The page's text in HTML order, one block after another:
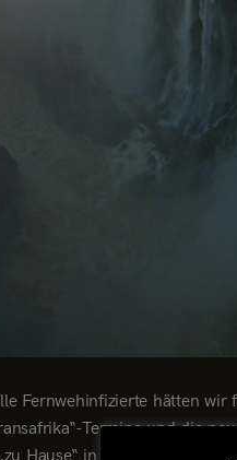
Fernwehinfizierte hätten
Termine und die
Hause“ in Köln und im